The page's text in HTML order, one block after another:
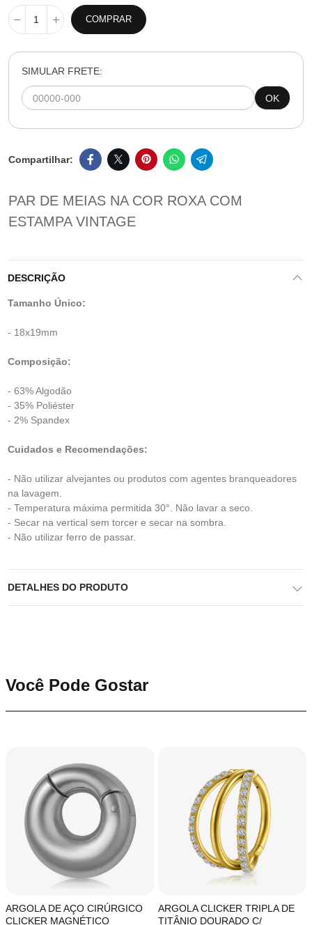
COMPRAR
SIMULAR FRETE:
OK
PAR DE MEIAS NA COR ROXA COM
ESTAMPA VINTAGE
DESCRIÇÃO
Tamanho Único:
- 18x19mm
Composição:
- 63% Algodão
- 35% Poliéster
- 2% Spandex
Cuidados e Recomendações:
- Não utilizar alvejantes ou produtos com agentes branqueadores
na lavagem.
- Temperatura máxima permitida 30°. Não lavar a seco.
- Secar na vertical sem torcer e secar na sombra.
- Não utilizar ferro de passar.
DETALHES DO PRODUTO
Você Pode Gostar
ARGOLA DE AÇO CIRÚRGICO
CLICKER MAGNÉTICO
ARGOLA CLICKER TRIPLA DE
TITÂNIO DOURADO C/